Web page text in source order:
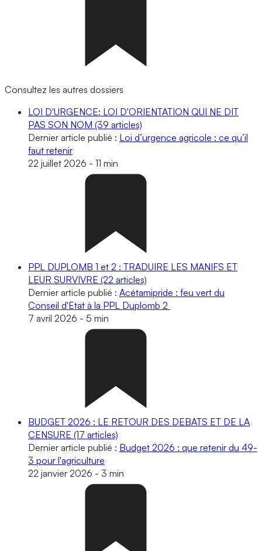
Consultez les autres dossiers
LOI D'URGENCE: LOI D'ORIENTATION QUI NE DIT
PAS SON NOM (39 articles)
Dernier article publié : Loi d’urgence agricole : ce qu’il
faut retenir
22 juillet 2026 - 11 min
PPL DUPLOMB 1 et 2 : TRADUIRE LES MANIFS ET
LEUR SURVIVRE (22 articles)
Dernier article publié : Acétamipride : feu vert du
Conseil d'Etat à la PPL Duplomb 2
7 avril 2026 - 5 min
BUDGET 2026 : LE RETOUR DES DEBATS ET DE LA
CENSURE (17 articles)
Dernier article publié : Budget 2026 : que retenir du 49-
3 pour l'agriculture
22 janvier 2026 - 3 min